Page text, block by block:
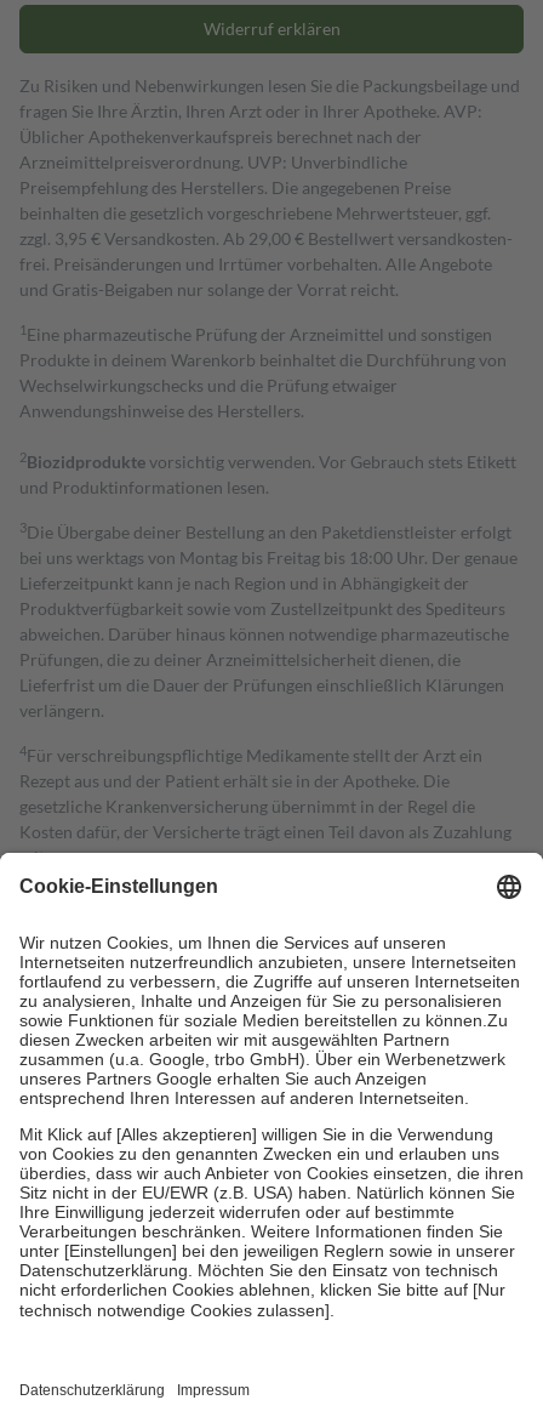
Widerruf erklären
Zu Risiken und Nebenwirkungen lesen Sie die Packungsbeilage und
fragen Sie Ihre Ärztin, Ihren Arzt oder in Ihrer Apotheke. AVP:
Üblicher Apothekenverkaufspreis berechnet nach der
Arzneimittelpreisverordnung. UVP: Unverbindliche
Preisempfehlung des Herstellers. Die angegebenen Preise
beinhalten die gesetzlich vorgeschriebene Mehrwertsteuer, ggf.
zzgl. 3,95 € Versandkosten. Ab 29,00 € Bestell­wert versand­kosten­
frei. Preisänderungen und Irrtümer vorbehalten. Alle Angebote
und Gratis-Beigaben nur solange der Vorrat reicht.
1 Eine pharmazeutische Prüfung der Arzneimittel und sonstigen
Produkte in deinem Warenkorb beinhaltet die Durchführung von
Wechselwirkungschecks und die Prüfung etwaiger
Anwendungshinweise des Herstellers.
2Biozidproduktevorsichtig verwenden. Vor Gebrauch stets Etikett
und Produktinformationen lesen.
3Die Übergabe deiner Bestellung an den Paketdienstleister erfolgt
bei uns werktags von Montag bis Freitag bis 18:00 Uhr. Der genaue
Lieferzeitpunkt kann je nach Region und in Abhängigkeit der
Produktverfügbarkeit sowie vom Zustellzeitpunkt des Spediteurs
abweichen. Darüber hinaus können notwendige pharmazeutische
Prüfungen, die zu deiner Arzneimittelsicherheit dienen, die
Lieferfrist um die Dauer der Prüfungen einschließlich Klärungen
verlängern.
4Für verschreibungspflichtige Medikamente stellt der Arzt ein
Rezept aus und der Patient erhält sie in der Apotheke. Die
gesetzliche Krankenversicherung übernimmt in der Regel die
Kosten dafür, der Versicherte trägt einen Teil davon als Zuzahlung
mit.
Grundsätzlich leisten Mitglieder Zuzahlungen in Höhe von zehn
höchstens zehn Euro.
Es sind jedoch nie mehr als die tatsächlichen
Kosten der Leistung zu entrichten.
Diese Regeln gelten grundsätzlich auch für Online-Apotheken.
Bei Heilmitteln und häuslicher Krankenpflege beträgt die
Zuzahlung zehn Prozent der Kosten sowie zehn Euro je
Verordnung.
Um das Engagement der Versicherten für ihre eigene Gesundheit zu
stärken und die besondere Stellung der Familie zu unterstützen,
fallenkeine Zuzahlungenan bei:
• Kindern und Jugendlichen bis zum vollendeten 18. Lebensjahr
mit Ausnahme der Fahrkosten
• Untersuchungen zur Vorsorge und Früherkennung, die von der
GKV getragen werden
• empfohlenen Schutzimpfungen
• Harn- und Blutteststreifen
getroffen, um sicherzustellen, dass es sich um echte Bewertungen